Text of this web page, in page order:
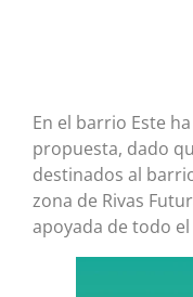
En el barrio Este
propuesta, dado
destinados al
zona de Rivas
apoyada de todo